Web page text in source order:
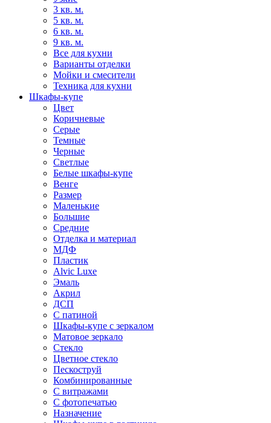
3 кв. м.
5 кв. м.
6 кв. м.
9 кв. м.
Все для кухни
Варианты отделки
Мойки и смесители
Техника для кухни
Шкафы-купе
Цвет
Коричневые
Серые
Темные
Черные
Светлые
Белые шкафы-купе
Венге
Размер
Маленькие
Большие
Средние
Отделка и материал
МДФ
Пластик
Alvic Luxe
Эмаль
Акрил
ДСП
С патиной
Шкафы-купе с зеркалом
Матовое зеркало
Стекло
Цветное стекло
Пескоструй
Комбинированные
С витражами
С фотопечатью
Назначение